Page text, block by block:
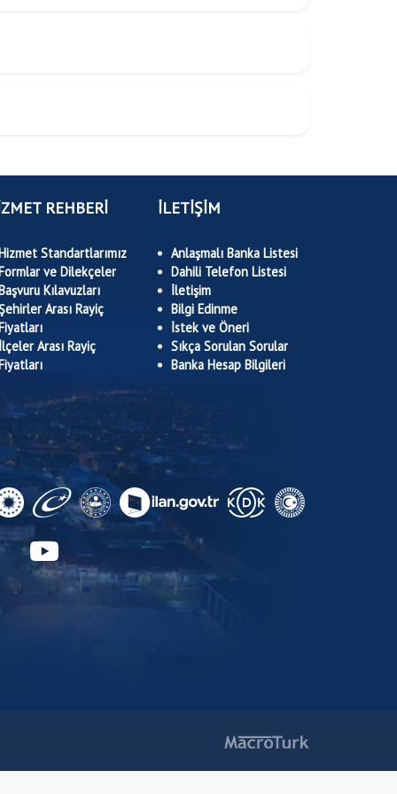
REHBERİ
Standartlarımız
ve Dilekçeler
Kılavuzları
Arası Rayiç
Arası Rayiç
İLETİŞİM
Anlaşmalı Banka Listesi
Dahili Telefon Listesi
İletişim
Bilgi Edinme
İstek ve Öneri
Sıkça Sorulan Sorular
Banka Hesap Bilgileri